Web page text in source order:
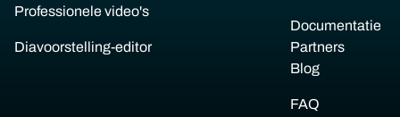
Professionele video's
Diavoorstelling-editor
Documentatie
Partners
Blog
FAQ